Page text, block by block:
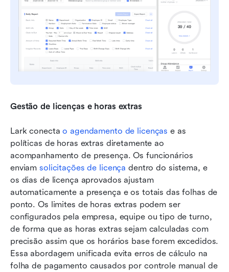
Gestão de licenças e horas extras
Lark conecta o agendamento de licenças e as
políticas de horas extras diretamente ao
acompanhamento de presença. Os funcionários
enviam solicitações de licença dentro do sistema, e
os dias de licença aprovados ajustam
automaticamente a presença e os totais das folhas de
ponto. Os limites de horas extras podem ser
configurados pela empresa, equipe ou tipo de turno,
de forma que as horas extras sejam calculadas com
precisão assim que os horários base forem excedidos.
Essa abordagem unificada evita erros de cálculo na
folha de pagamento causados por controle manual de